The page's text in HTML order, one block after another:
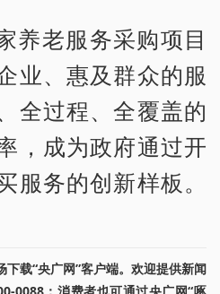
养老服务采购项目
业、惠及群众的服
全过程、全覆盖的
，成为政府通过开
服务的创新样板。
载“央广网”客户端。欢迎提供新闻